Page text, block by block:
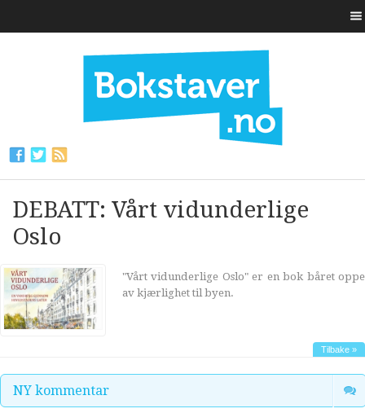
DEBATT: Vårt vidunderlige
Oslo
"Vårt vidunderlige Oslo" er en bok båret oppe
av kjærlighet til byen.
Tilbake »
NY kommentar